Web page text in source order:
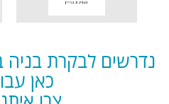
נדרשים לבקרת בניה
כאן